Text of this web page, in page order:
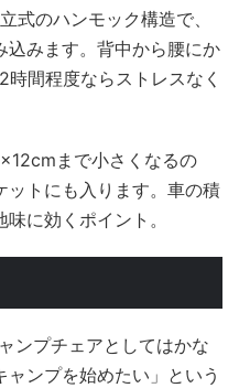
式のハンモック構造で、
込みます。背中から腰にか
間程度ならストレスなく
まで小さくなるの
ットにも入ります。車の積
に効くポイント。
ンプチェアとしてはかな
ンプを始めたい」という